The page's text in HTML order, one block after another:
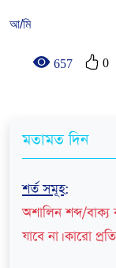
আ/মি
657 0
মতামত দিন
শর্ত সমূহ:
অশালিন শব্দ/বাক্য
যাবে না। কারো